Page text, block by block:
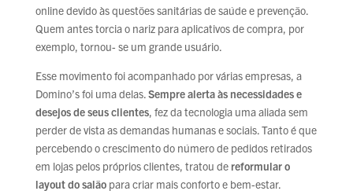
online devido às questões sanitárias de saúde e prevenção.
Quem antes torcia o nariz para aplicativos de compra, por
exemplo, tornou- se um grande usuário.
Esse movimento foi acompanhado por várias empresas, a
Domino’s foi uma delas. Sempre alerta às necessidades e
desejos de seus clientes, fez da tecnologia uma aliada sem
perder de vista as demandas humanas e sociais. Tanto é que
percebendo o crescimento do número de pedidos retirados
em lojas pelos próprios clientes, tratou de reformular o
layout dosalãopara criar mais conforto e bem-estar.